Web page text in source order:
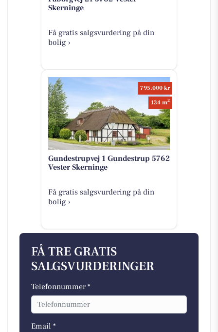
Skerninge
Få gratis salgsvurdering på din
bolig ›
795.000 kr
134 m2
Gundestrupvej 1 Gundestrup 5762
Vester Skerninge
Få gratis salgsvurdering på din
bolig ›
FÅ TRE GRATIS
SALGSVURDERINGER
Telefonnummer *
Email *